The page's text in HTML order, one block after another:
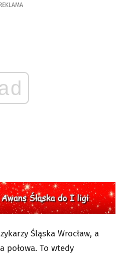
REKLAMA
Śląska Wrocław, a
połowa. To wtedy